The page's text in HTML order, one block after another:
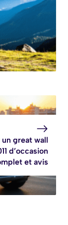
great wall
d’occasion
et avis